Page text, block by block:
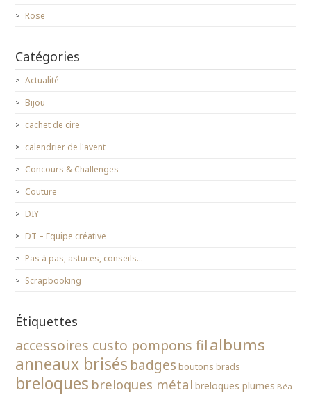
Rose
Catégories
Actualité
Bijou
cachet de cire
calendrier de l'avent
Concours & Challenges
Couture
DIY
DT – Equipe créative
Pas à pas, astuces, conseils…
Scrapbooking
Étiquettes
accessoires custo pompons filalbums
anneaux brisés badges boutons brads
breloques breloques métal breloques plumes Béa